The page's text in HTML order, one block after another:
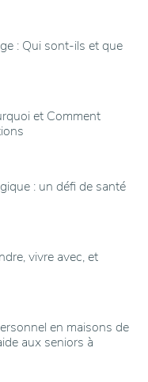
: Qui sont-ils et que
et Comment
: un défi de santé
vivre avec, et
en maisons de
aux seniors à